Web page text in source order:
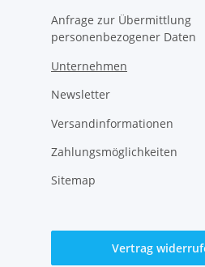
Anfrage zur Übermittlung
personenbezogener Daten
Unternehmen
Newsletter
Versandinformationen
Zahlungsmöglichkeiten
Sitemap
Vertrag